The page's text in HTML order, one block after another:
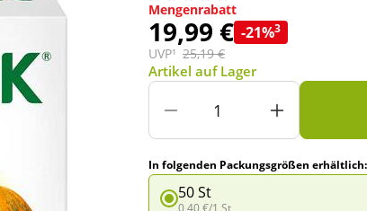
Mengenrabatt
19,99 € -21%3
UVP¹ 25,19 €
Artikel auf Lager
In folgenden Packungsgrößen erhältlich:
50 St